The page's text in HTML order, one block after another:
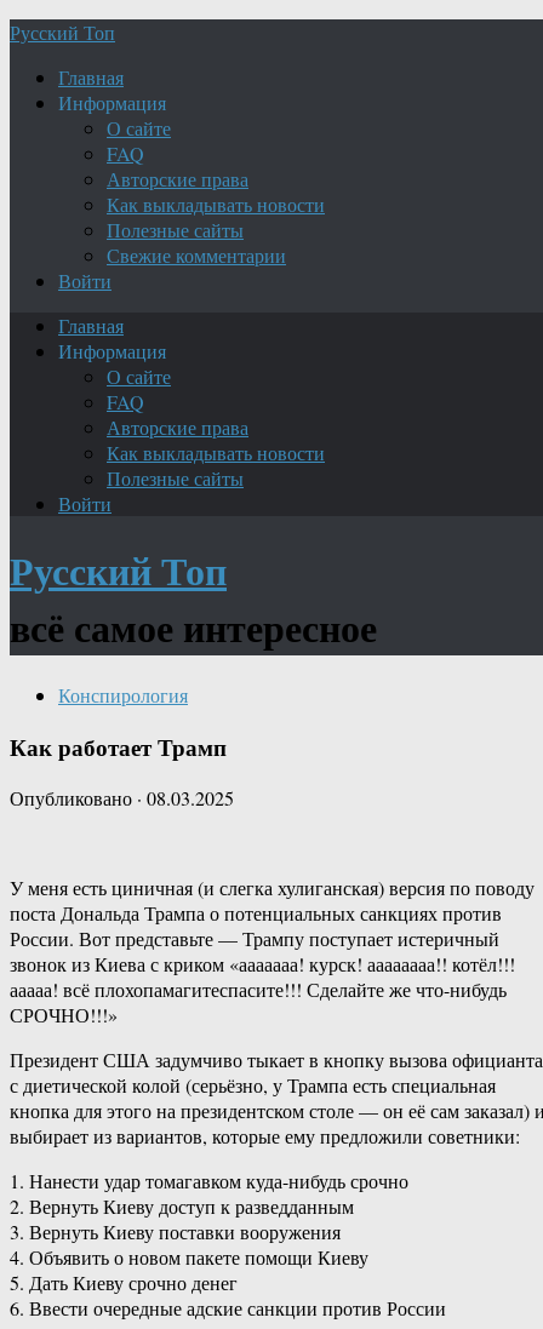
Русский Топ
Главная
Информация
О сайте
FAQ
Авторские права
Как выкладывать новости
Полезные сайты
Свежие комментарии
Войти
Главная
Информация
О сайте
FAQ
Авторские права
Как выкладывать новости
Полезные сайты
Войти
Русский Топ
всё самое интересное
Конспирология
Как работает Трамп
Опубликовано · 08.03.2025
У меня есть циничная (и слегка хулиганская) версия по поводу
поста Дональда Трампа о потенциальных санкциях против
России. Вот представьте — Трампу поступает истеричный
звонок из Киева с криком «ааааааа! курск! аааааааа!! котёл!!!
ааааа! всё плохопамагитеспасите!!! Сделайте же что-нибудь
СРОЧНО!!!»
Президент США задумчиво тыкает в кнопку вызова официанта
с диетической колой (серьёзно, у Трампа есть специальная
кнопка для этого на президентском столе — он её сам заказал)
выбирает из вариантов, которые ему предложили советники:
1. Нанести удар томагавком куда-нибудь срочно
2. Вернуть Киеву доступ к разведданным
3. Вернуть Киеву поставки вооружения
4. Объявить о новом пакете помощи Киеву
5. Дать Киеву срочно денег
6. Ввести очередные адские санкции против России